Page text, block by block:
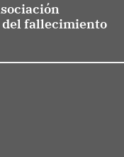
del fallecimiento